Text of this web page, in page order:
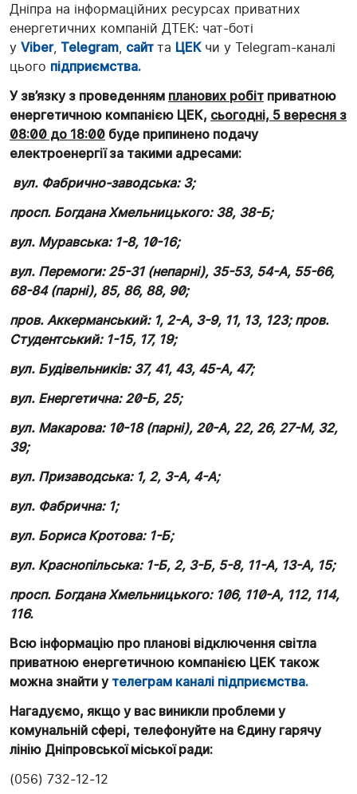
Дніпра на інформаційних ресурсах приватних
енергетичних компаній ДТЕК: чат-боті
у Viber, Telegram, сайт та ЦЕК чи у Telegram-каналі
цього підприємства.
У зв’язку з проведенням планових робіт приватною
енергетичною компанією ЦЕК, сьогодні, 5 вересня з
08:00 до 18:00 буде припинено подачу
електроенергії за такими адресами:
вул. Фабрично-заводська: 3;
просп. Богдана Хмельницького: 38, 38-Б;
вул. Муравська: 1-8, 10-16;
вул. Перемоги: 25-31 (непарні), 35-53, 54-А, 55-66,
68-84 (парні), 85, 86, 88, 90;
пров. Аккерманський: 1, 2-А, 3-9, 11, 13, 123; пров.
Студентський: 1-15, 17, 19;
вул. Будівельників: 37, 41, 43, 45-А, 47;
вул. Енергетична: 20-Б, 25;
вул. Макарова: 10-18 (парні), 20-А, 22, 26, 27-М, 32,
39;
вул. Призаводська: 1, 2, 3-А, 4-А;
вул. Фабрична: 1;
вул. Бориса Кротова: 1-Б;
вул. Краснопільська: 1-Б, 2, 3-Б, 5-8, 11-А, 13-А, 15;
просп. Богдана Хмельницького: 106, 110-А, 112, 114,
116.
Всю інформацію про планові відключення світла
приватною енергетичною компанією ЦЕК також
можна знайти у телеграм каналі підприємства.
Нагадуємо, якщо у вас виникли проблеми у
комунальній сфері, телефонуйте на Єдину гарячу
лінію Дніпровської міської ради:
(056) 732-12-12